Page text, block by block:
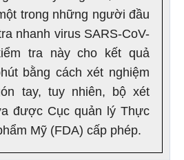
trong những người đầu
nhanh virus SARS-CoV-
tra này cho kết quả
bằng cách xét nghiệm
tay, tuy nhiên, bộ xét
được Cục quản lý Thực
Mỹ (FDA) cấp phép.